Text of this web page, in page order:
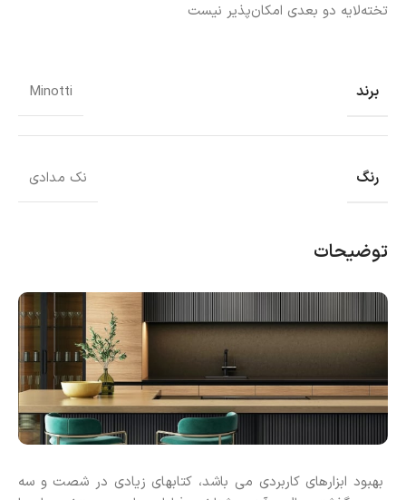
تخته‌لایه دو بعدی امکان‌پذیر نیست
برند Minotti
رنگ نک مدادی
توضیحات
بهبود ابزارهای کاربردی می باشد، کتابهای زیادی در شصت و سه